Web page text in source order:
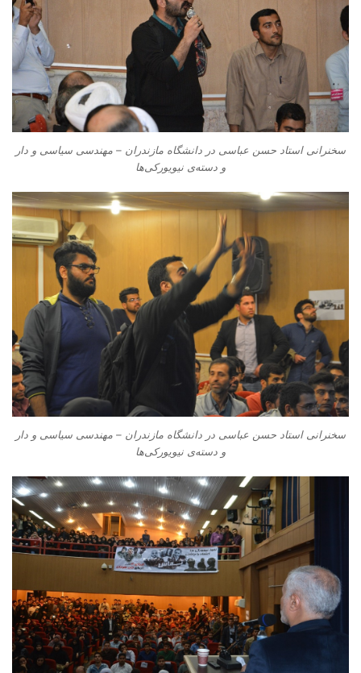
سخنرانی استاد حسن عباسی در دانشگاه مازندران – مهندسی سیاسی و دار
و دسته‌‌ی نیویورکی‌ها
سخنرانی استاد حسن عباسی در دانشگاه مازندران – مهندسی سیاسی و دار
و دسته‌‌ی نیویورکی‌ها